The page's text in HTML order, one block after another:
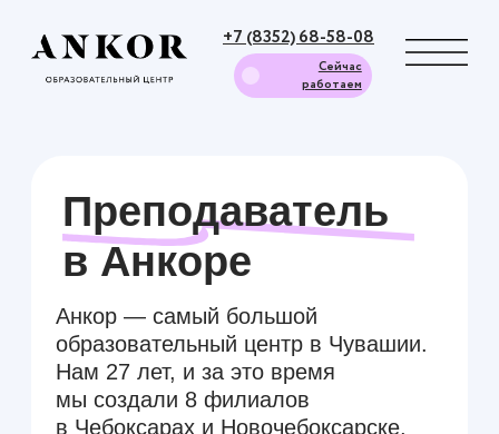
+7 (8352) 68-58-08
Сейчас
работаем
Анкор — самый большой
образовательный центр в Чувашии.
Нам 27 лет, и за это время
мы создали 8 филиалов
в Чебоксарах и Новочебоксарске,
отлаженную систему преподавания
и комфортные рабочие места.
Благодаря этому мы повышаем
квалификацию преподавателей
и выпускаем успешных, довольных
учеников.